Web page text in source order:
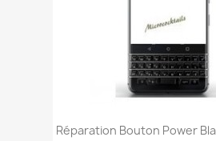
Réparation Bouton Power